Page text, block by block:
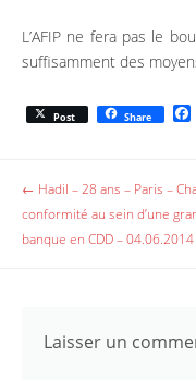
L’AFIP ne fera pas le
suffisamment des
Post Share
k
Post navigation
← Hadil – 28 ans – Paris –
conformité au sein d’une
banque en CDD – 04.06.2014
Laisser un